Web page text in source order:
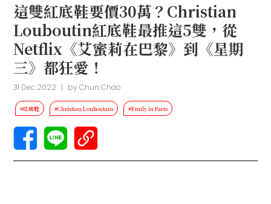
這雙紅底鞋要價30萬？Christian
Louboutin紅底鞋最推這5雙，從
Netflix《艾蜜莉在巴黎》到《星期
三》都狂愛！
31 Dec 2022 | byChun Chao
#紅底鞋 #Christian Louboutain #Emily in Paris